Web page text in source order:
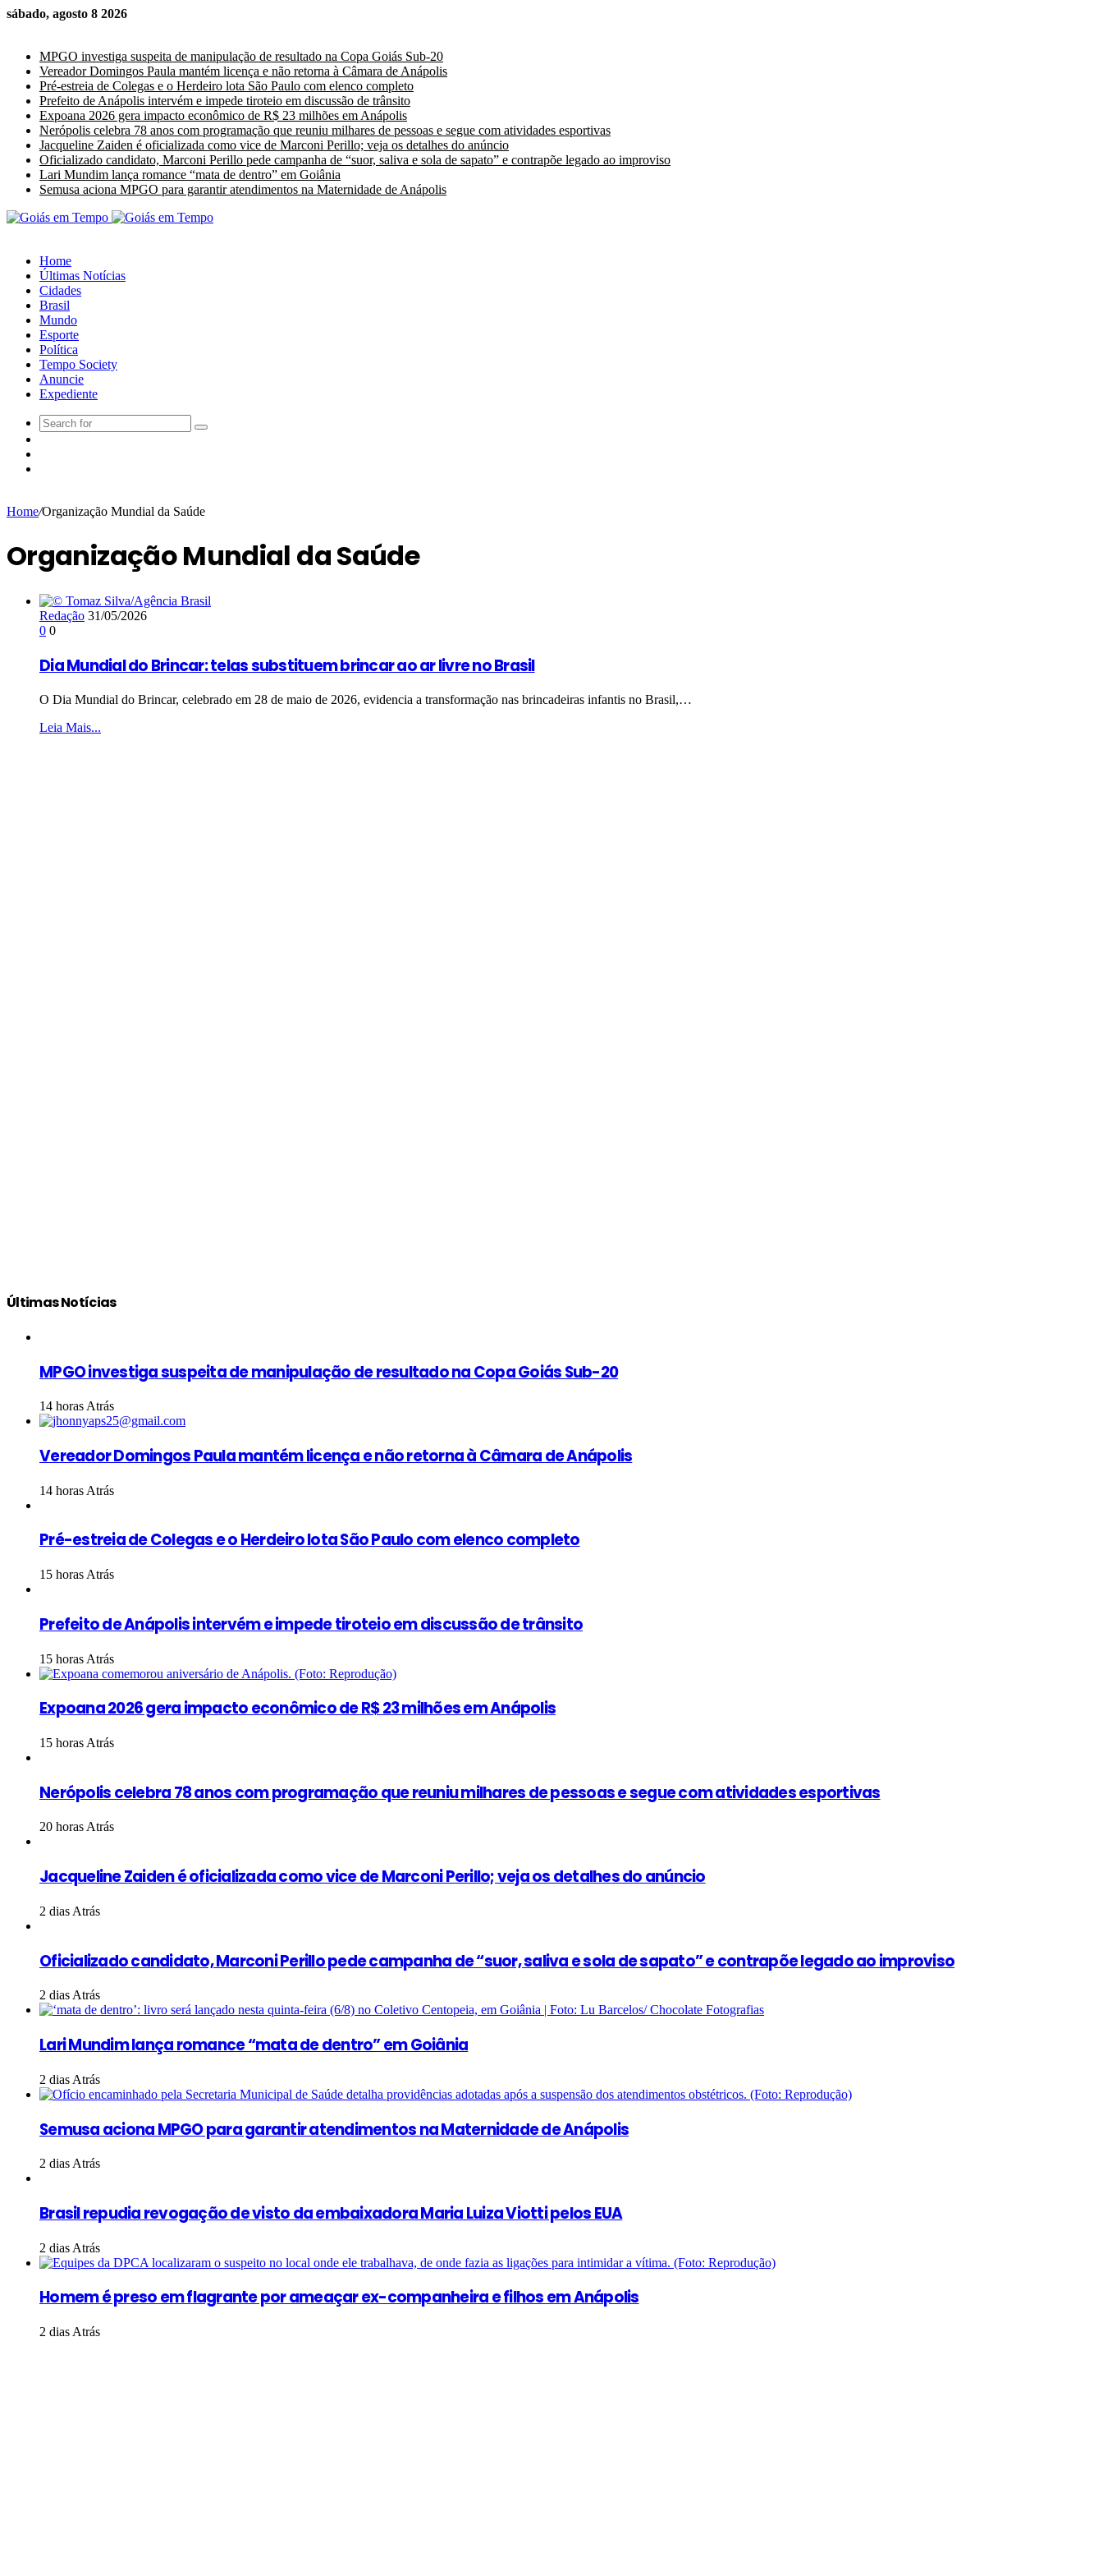
sábado, agosto 8 2026
MPGO investiga suspeita de manipulação de resultado na Copa Goiás Sub-20
Vereador Domingos Paula mantém licença e não retorna à Câmara de Anápolis
Pré-estreia de Colegas e o Herdeiro lota São Paulo com elenco completo
Prefeito de Anápolis intervém e impede tiroteio em discussão de trânsito
Expoana 2026 gera impacto econômico de R$ 23 milhões em Anápolis
Nerópolis celebra 78 anos com programação que reuniu milhares de pessoas e segue com atividades esportivas
Jacqueline Zaiden é oficializada como vice de Marconi Perillo; veja os detalhes do anúncio
Oficializado candidato, Marconi Perillo pede campanha de “suor, saliva e sola de sapato” e contrapõe legado ao improviso
Lari Mundim lança romance “mata de dentro” em Goiânia
Semusa aciona MPGO para garantir atendimentos na Maternidade de Anápolis
Home
Últimas Notícias
Cidades
Brasil
Mundo
Esporte
Política
Tempo Society
Anuncie
Expediente
Home/Organização Mundial da Saúde
Organização Mundial da Saúde
Redação 31/05/2026
0 0
Dia Mundial do Brincar: telas substituem brincar ao ar livre no Brasil
O Dia Mundial do Brincar, celebrado em 28 de maio de 2026, evidencia a transformação nas brincadeiras infantis no Brasil,…
Leia Mais...
Últimas Notícias
MPGO investiga suspeita de manipulação de resultado na Copa Goiás Sub-20
14 horas Atrás
Vereador Domingos Paula mantém licença e não retorna à Câmara de Anápolis
14 horas Atrás
Pré-estreia de Colegas e o Herdeiro lota São Paulo com elenco completo
15 horas Atrás
Prefeito de Anápolis intervém e impede tiroteio em discussão de trânsito
15 horas Atrás
Expoana 2026 gera impacto econômico de R$ 23 milhões em Anápolis
15 horas Atrás
Nerópolis celebra 78 anos com programação que reuniu milhares de pessoas e segue com atividades esportivas
20 horas Atrás
Jacqueline Zaiden é oficializada como vice de Marconi Perillo; veja os detalhes do anúncio
2 dias Atrás
Oficializado candidato, Marconi Perillo pede campanha de “suor, saliva e sola de sapato” e contrapõe legado ao improviso
2 dias Atrás
Lari Mundim lança romance “mata de dentro” em Goiânia
2 dias Atrás
Semusa aciona MPGO para garantir atendimentos na Maternidade de Anápolis
2 dias Atrás
Brasil repudia revogação de visto da embaixadora Maria Luiza Viotti pelos EUA
2 dias Atrás
Homem é preso em flagrante por ameaçar ex-companheira e filhos em Anápolis
2 dias Atrás